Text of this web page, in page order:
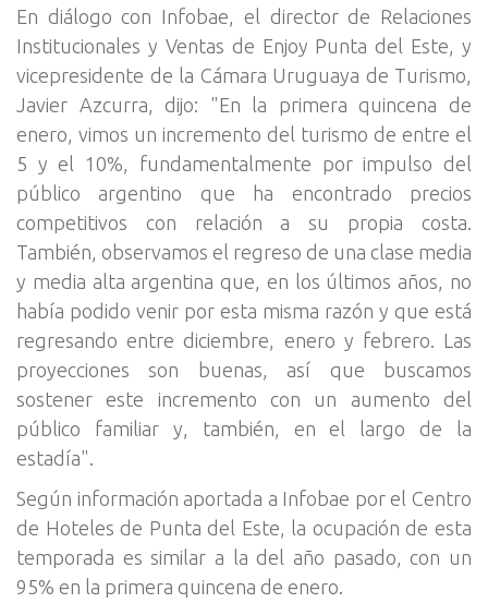
En diálogo con Infobae, el director de Relaciones
Institucionales y Ventas de Enjoy Punta del Este, y
vicepresidente de la Cámara Uruguaya de Turismo,
Javier Azcurra, dijo: "En la primera quincena de
enero, vimos un incremento del turismo de entre el
5 y el 10%, fundamentalmente por impulso del
público argentino que ha encontrado precios
competitivos con relación a su propia costa.
También, observamos el regreso de una clase media
y media alta argentina que, en los últimos años, no
había podido venir por esta misma razón y que está
regresando entre diciembre, enero y febrero. Las
proyecciones son buenas, así que buscamos
sostener este incremento con un aumento del
público familiar y, también, en el largo de la
estadía".
Según información aportada a Infobae por el Centro
de Hoteles de Punta del Este, la ocupación de esta
temporada es similar a la del año pasado, con un
95% en la primera quincena de enero.